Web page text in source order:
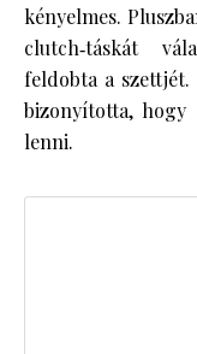
kényelmes.
clutch‑táskát
feldobta a
bizonyította, hogy
lenni.